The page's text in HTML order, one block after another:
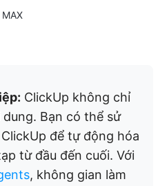
MAX
ClickUp không chỉ
Bạn có thể sử
để tự động hóa
từ đầu đến cuối. Với
, không gian làm